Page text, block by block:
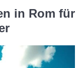
in Rom für